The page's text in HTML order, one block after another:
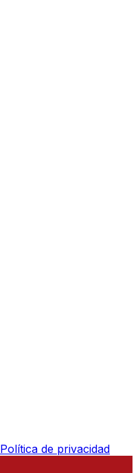
Política de privacidad